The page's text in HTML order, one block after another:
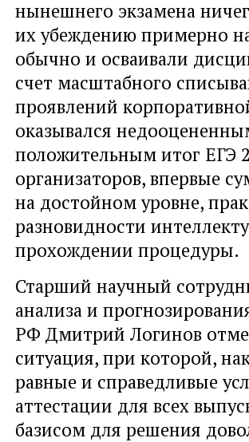
нынешнего экзамена
их убеждению примерно
обычно и осваивали
счет масштабного
проявлений
оказывался
положительным итог ЕГЭ
организаторов, впервые
на достойном уровне,
разновидности
прохождении процедуры.
Старший научный
анализа и
РФ Дмитрий Логинов
ситуация, при которой,
равные и справедливые
аттестации для всех
базисом для решения